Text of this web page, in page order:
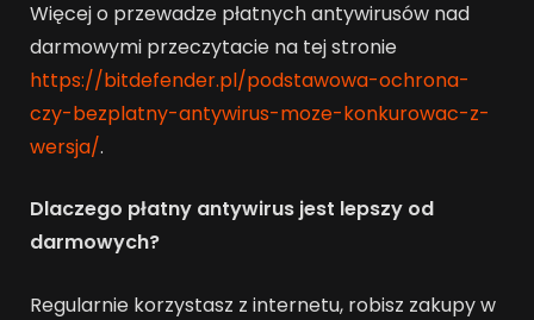
Więcej o przewadze płatnych antywirusów nad
darmowymi przeczytacie na tej stronie
https://bitdefender.pl/podstawowa-ochrona-
czy-bezplatny-antywirus-moze-konkurowac-z-
wersja/.
Dlaczego płatny antywirus jest lepszy od
darmowych?
Regularnie korzystasz z internetu, robisz zakupy w